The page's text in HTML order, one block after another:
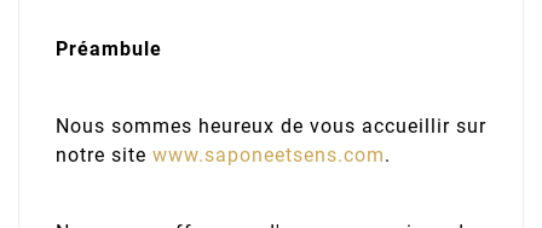
Préambule
Nous sommes heureux de vous accueillir sur
notre site www.saponeetsens.com.